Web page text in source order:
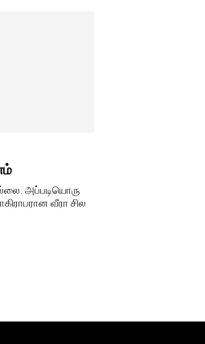
அப்படியொரு
வீரா சில